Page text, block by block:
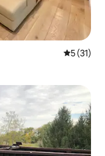
平均评分
5 (31)